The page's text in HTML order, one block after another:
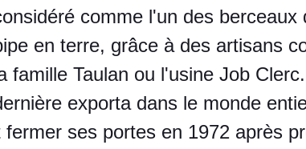
comme l'un des berceaux
en terre, grâce à des artisans
famille Taulan ou l'usine Job
exporta dans le monde
ses portes en 1972 après